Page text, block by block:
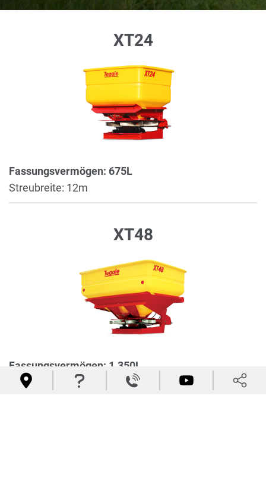
XT24
Fassungsvermögen: 675L
Streubreite: 12m
XT48
Fassungsvermögen: 1.350L
Streubreite: 12m
   